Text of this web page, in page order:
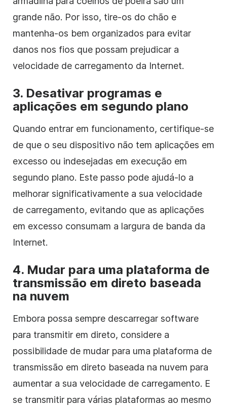
grande não. Por isso, tire-os do chão e
mantenha-os bem organizados para evitar
danos nos fios que possam prejudicar a
velocidade de carregamento da Internet.
3. Desativar programas e
aplicações em segundo plano
Quando entrar em funcionamento, certifique-se
de que o seu dispositivo não tem aplicações em
excesso ou indesejadas em execução em
segundo plano. Este passo pode ajudá-lo a
melhorar significativamente a sua velocidade
de carregamento, evitando que as aplicações
em excesso consumam a largura de banda da
Internet.
4. Mudar para uma plataforma de
transmissão em direto baseada
na nuvem
Embora possa sempre descarregar software
para transmitir em direto, considere a
possibilidade de mudar para uma plataforma de
transmissão em direto baseada na nuvem para
aumentar a sua velocidade de carregamento. E
se transmitir para várias plataformas ao mesmo